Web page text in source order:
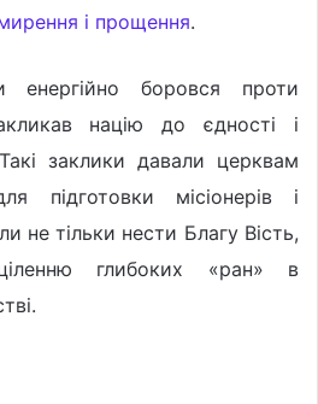
і прощення.
енергійно боровся проти
націю до єдності і
заклики давали церквам
підготовки місіонерів і
не тільки нести Благу Вість,
глибоких «ран» в